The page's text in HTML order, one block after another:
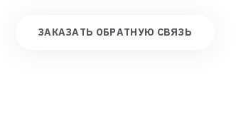
ЗАКАЗАТЬ ОБРАТНУЮ СВЯЗЬ